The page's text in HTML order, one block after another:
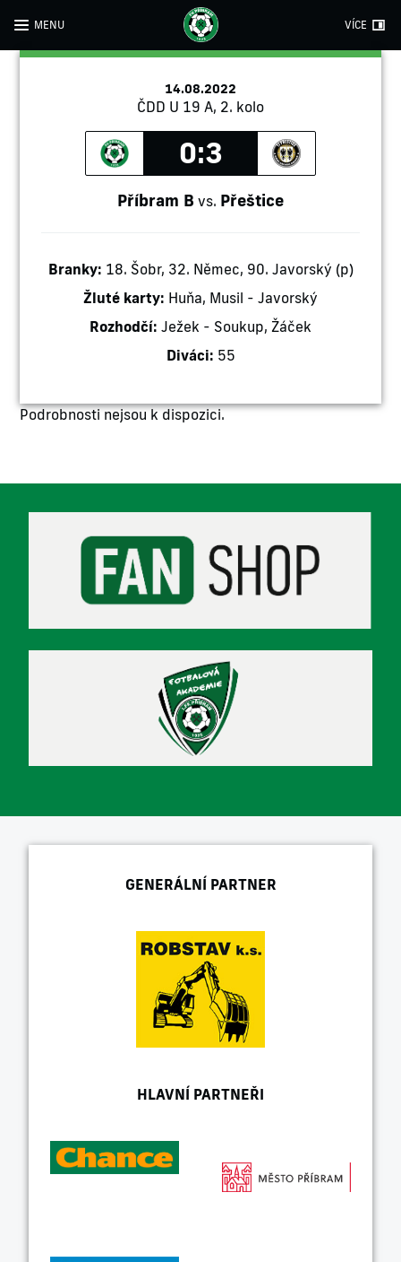
MENU VÍCE
14.08.2022
ČDD U 19 A, 2. kolo
0:3
Příbram B vs. Přeštice
Branky: 18. Šobr, 32. Němec, 90. Javorský (p)
Žluté karty: Huňa, Musil - Javorský
Rozhodčí: Ježek - Soukup, Žáček
Diváci: 55
Podrobnosti nejsou k dispozici.
GENERÁLNÍ PARTNER
HLAVNÍ PARTNEŘI